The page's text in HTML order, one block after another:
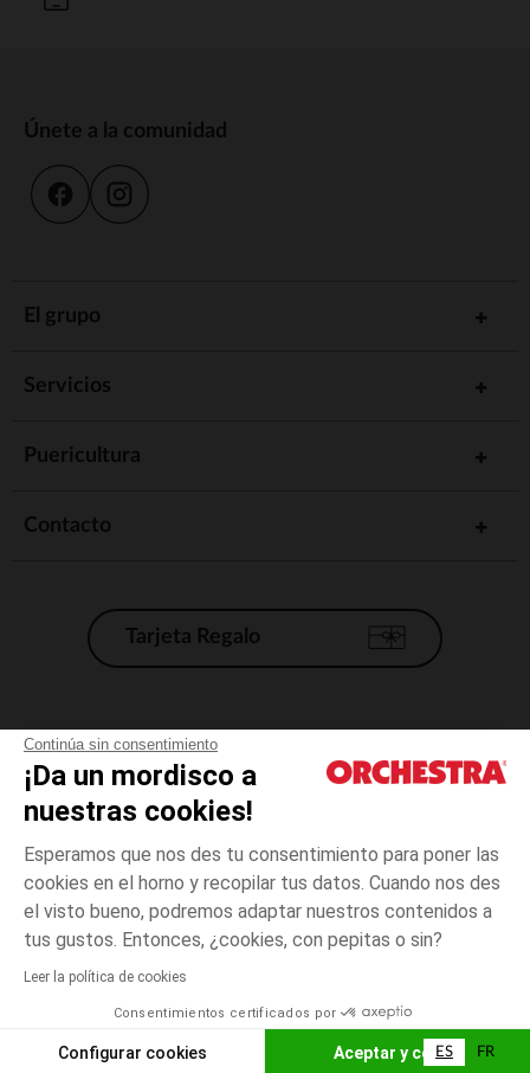
Continúa sin consentimiento
¡Da un mordisco a
nuestras cookies!
Esperamos que nos des tu consentimiento para poner las
cookies en el horno y recopilar tus datos. Cuando nos des
el visto bueno, podremos adaptar nuestros contenidos a
tus gustos. Entonces, ¿cookies, con pepitas o sin?
Leer la política de cookies
Consentimientos certificados por
Configurar cookies Aceptar y cerrar
Beige
talla
unica
El pago medidante
AÑADIR A LA CESTA
Únete a la comunidad
El grupo
Servicios
Puericultura
Contacto
Tarjeta Regalo
Condiciones generales de venta
Aviso Legal
*Condiciones de las ofertas actuales
Gestión de las cookies
Accesibilidad: no conforme
Orchestra adhiere al código de ética de la Federación Francesa de comercio
electrónico y venta a distancia (FEVAD) y al sistema de mediación de
ES FR